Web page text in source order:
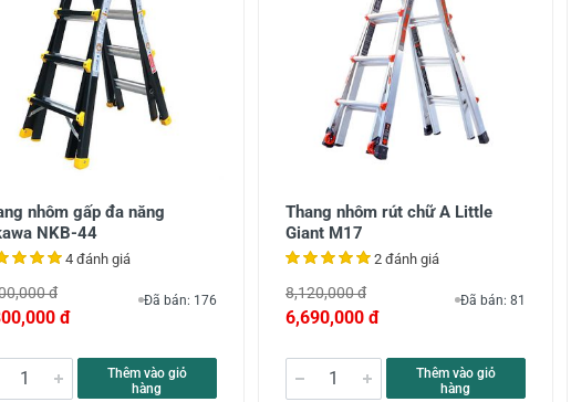
nhôm gấp đa năng
NKB-44
4 đánh giá
đ
đ
Đã bán: 176
Thêm vào giỏ
hàng
Thang nhôm rút chữ A Little
Giant M17
2 đánh giá
8,120,000 đ
6,690,000 đ
Đã bán: 81
Thêm vào giỏ
hàng